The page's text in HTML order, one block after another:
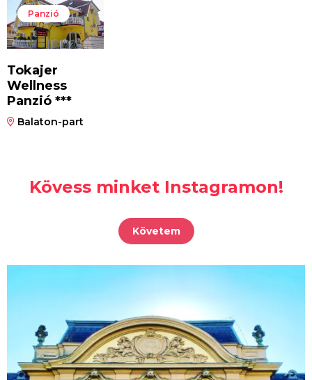
Panzió
Tokajer
Wellness
Panzió ***
Balaton-part
Kövess minket Instagramon!
Követem